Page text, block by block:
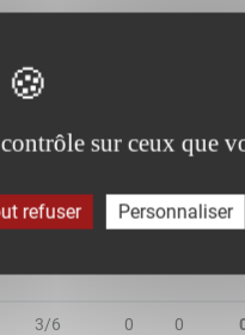
1/4
3/6 0 0
sur ceux que
refuser Personnaliser